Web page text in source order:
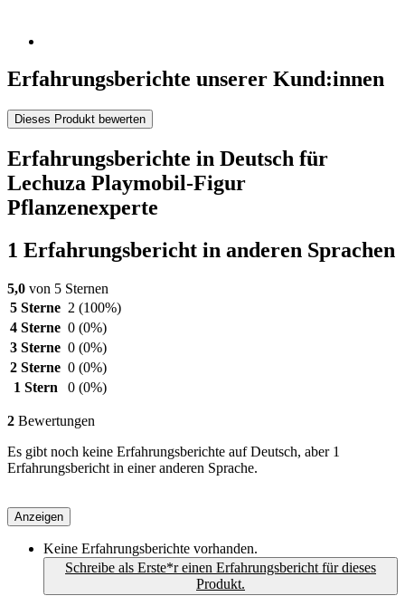
Erfahrungsberichte unserer Kund:innen
Dieses Produkt bewerten
Erfahrungsberichte in Deutsch für
Lechuza Playmobil-Figur
Pflanzenexperte
1 Erfahrungsbericht in anderen Sprachen
5,0 von 5 Sternen
5 Sterne 2 (100%)
4 Sterne 0 (0%)
3 Sterne 0 (0%)
2 Sterne 0 (0%)
1 Stern
0 (0%)
2 Bewertungen
Es gibt noch keine Erfahrungsberichte auf Deutsch, aber 1
Erfahrungsbericht in einer anderen Sprache.
Anzeigen
Keine Erfahrungsberichte vorhanden.
Schreibe als Erste*r einen Erfahrungsbericht für dieses
Produkt.